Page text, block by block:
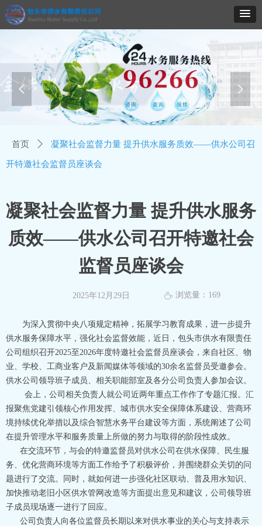
넳 넲
凝聚社会监督力量 提升供水服务
质效——供水公司召开特邀社会
监督员座谈会
首页 ꄲ 凝聚社会监督力量 提升供水服务质效——供水公司召
开特邀社会监督员座谈会
为深入贯彻中央八项规定精神，拓展学习教育成果，进一步提升
供水服务保障水平，强化社会监督效能，近日，包头市供水有限责任
公司组织召开2025至2026年度特邀社会监督员座谈会，来自社区、物
业、学校、工商业客户及新闻媒体等领域的30余名监督员受邀参会。
供水公司领导班子成员、相关职能部室及各分公司负责人参加会议。
会上，公司相关负责人就公司近两年重点工作作了专题汇报。汇
报聚焦党建引领核心作用发挥、城市供水安全保障体系建设、营商环
境持续优化举措以及综合智慧水务平台建设等方面，系统阐述了公司
在提升管理水平和服务质量上所做的努力与取得的阶段性成效。
在交流环节，与会的特邀监督员对供水公司在供水保障、民生服
务、优化营商环境等方面工作给予了积极评价，并围绕群众关切的问
题进行了交流。同时，就如何进一步强化社区联动、普及用水知识、
加快推动老旧小区供水管网改造等方面提出意见和建议，公司领导班
子成员现场逐一进行了回应。
公司负责人向各位监督员长期以来对供水事业的关心与支持表示
2025年12月29日 ꄘ 浏览量： 169